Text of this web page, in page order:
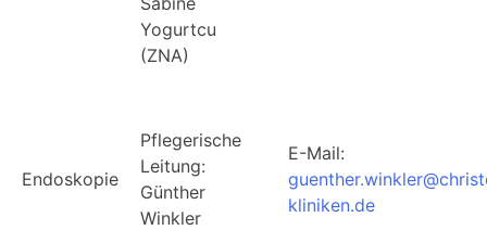
Yogurtcu
(ZNA)
Endoskopie
Pflegerische
Leitung:
Günther
Winkler
E-Mail:
kliniken.de